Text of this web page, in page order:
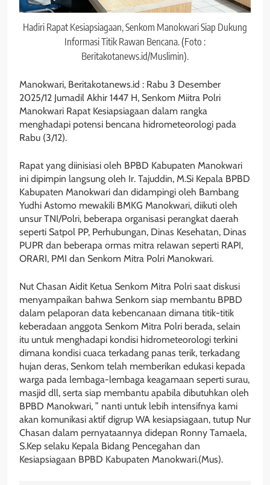
Hadiri Rapat Kesiapsiagaan, Senkom Manokwari Siap Dukung
Informasi Titik Rawan Bencana. (Foto :
Beritakotanews.id/Muslimin).
Manokwari, Beritakotanews.id : Rabu 3 Desember
2025/12 Jumadil Akhir 1447 H, Senkom Miitra Polri
Manokwari Rapat Kesiapsiagaan dalam rangka
menghadapi potensi bencana hidrometeorologi pada
Rabu (3/12).
Rapat yang diinisiasi oleh BPBD Kabupaten Manokwari
ini dipimpin langsung oleh Ir. Tajuddin, M.Si Kepala BPBD
Kabupaten Manokwari dan didampingi oleh Bambang
Yudhi Astomo mewakili BMKG Manokwari, diikuti oleh
unsur TNI/Polri, beberapa organisasi perangkat daerah
seperti Satpol PP, Perhubungan, Dinas Kesehatan, Dinas
PUPR dan beberapa ormas mitra relawan seperti RAPI,
ORARI, PMI dan Senkom Mitra Polri Manokwari.
Nut Chasan Aidit Ketua Senkom Mitra Polri saat diskusi
menyampaikan bahwa Senkom siap membantu BPBD
dalam pelaporan data kebencanaan dimana titik-titik
keberadaan anggota Senkom Mitra Polri berada, selain
itu untuk menghadapi kondisi hidrometeorologi terkini
dimana kondisi cuaca terkadang panas terik, terkadang
hujan deras, Senkom telah memberikan edukasi kepada
warga pada lembaga-lembaga keagamaan seperti surau,
masjid dll, serta siap membantu apabila dibutuhkan oleh
BPBD Manokwari, ” nanti untuk lebih intensifnya kami
akan komunikasi aktif digrup WA kesiapsiagaan, tutup Nur
Chasan dalam pernyataannya didepan Ronny Tamaela,
S.Kep selaku Kepala Bidang Pencegahan dan
Kesiapsiagaan BPBD Kabupaten Manokwari.(Mus).